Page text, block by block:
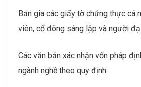
Bản gia các giấy tờ chứng thực cá
viên, cổ đông sáng lập và người
Các văn bản xác nhận vốn pháp
ngành nghề theo quy định.